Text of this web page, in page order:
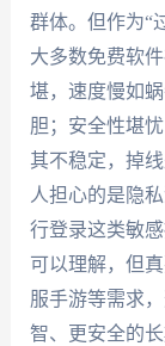
群体。但作为“
大多数免费软
堪，速度慢如
胆；安全性堪
其不稳定，掉
人担心的是隐
行登录这类敏
可以理解，但
服手游等需求
智、更安全的